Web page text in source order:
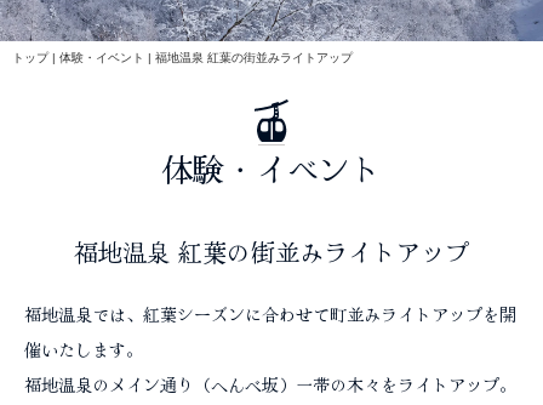
トップ| 体験・イベント | 福地温泉 紅葉の街並みライトアップ
体験・イベント
福地温泉 紅葉の街並みライトアップ
福地温泉では、紅葉シーズンに合わせて町並みライトアップを開
催いたします。
福地温泉のメイン通り（へんべ坂）一帯の木々をライトアップ。